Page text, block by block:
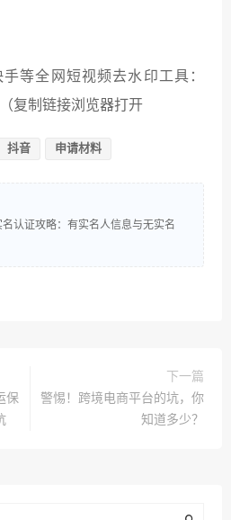
等全网短视频去水印工具：
复制链接浏览器打开
抖音 申请材料
认证攻略：有实名人信息与无实名
保
下一篇
警惕！跨境电商平台的坑，你
知道多少？